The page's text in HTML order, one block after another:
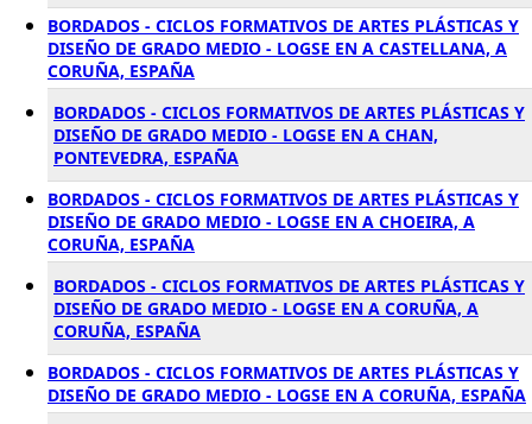
BORDADOS - CICLOS FORMATIVOS DE ARTES PLÁSTICAS Y
DISEÑO DE GRADO MEDIO - LOGSE EN A CASTELLANA, A
CORUÑA, ESPAÑA
BORDADOS - CICLOS FORMATIVOS DE ARTES PLÁSTICAS Y
DISEÑO DE GRADO MEDIO - LOGSE EN A CHAN,
PONTEVEDRA, ESPAÑA
BORDADOS - CICLOS FORMATIVOS DE ARTES PLÁSTICAS Y
DISEÑO DE GRADO MEDIO - LOGSE EN A CHOEIRA, A
CORUÑA, ESPAÑA
BORDADOS - CICLOS FORMATIVOS DE ARTES PLÁSTICAS Y
DISEÑO DE GRADO MEDIO - LOGSE EN A CORUÑA, A
CORUÑA, ESPAÑA
BORDADOS - CICLOS FORMATIVOS DE ARTES PLÁSTICAS Y
DISEÑO DE GRADO MEDIO - LOGSE EN A CORUÑA, ESPAÑA